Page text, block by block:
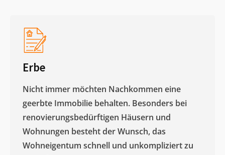
Erbe
Nicht immer möchten Nachkommen eine
geerbte Immobilie behalten. Besonders bei
renovierungsbedürftigen Häusern und
Wohnungen besteht der Wunsch, das
Wohneigentum schnell und unkompliziert zu